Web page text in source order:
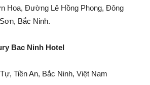
Hoa, Đường Lê Hồng Phong, Đông
Bắc Ninh.
Bac Ninh Hotel
Tiền An, Bắc Ninh, Việt Nam